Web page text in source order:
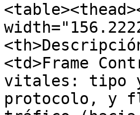
<td>Frame
vitales: tipo
protocolo, y